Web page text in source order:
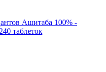
Ашитаба 100% -
таблеток